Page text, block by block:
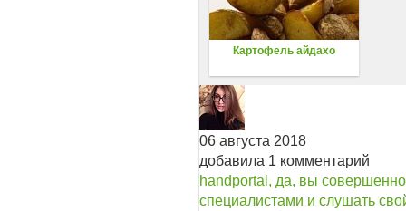
Картофель айдахо
06 августа 2018
добавила 1 комментарий
handportal, да, вы
специалистами и слушать